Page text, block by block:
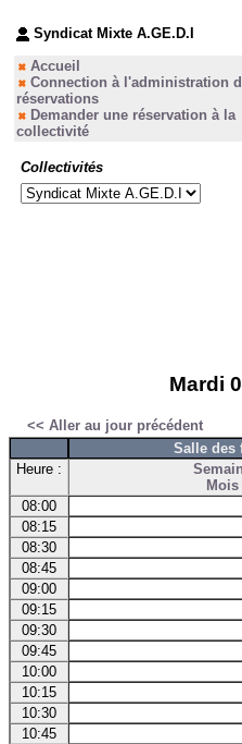
Syndicat Mixte A.GE.D.I
Accueil
Connection à l'administration
réservations
Demander une réservation à la
collectivité
Collectivités
Mardi
<< Aller au jour précédent
Salle des
Heure :
Mois
08:00
08:15
08:30
08:45
09:00
09:15
09:30
09:45
10:00
10:15
10:30
10:45